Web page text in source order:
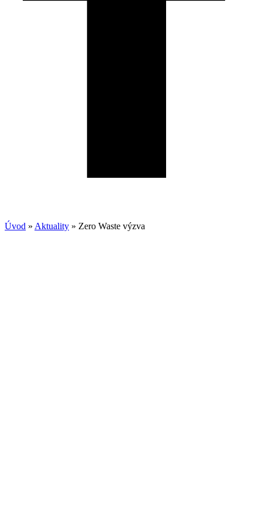
Úvod » Aktuality » Zero Waste výzva